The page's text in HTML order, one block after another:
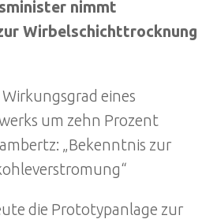
nimmt
Wirbelschichttrocknung
eines
um zehn Prozent
„Bekenntnis zur
die Prototypanlage zur